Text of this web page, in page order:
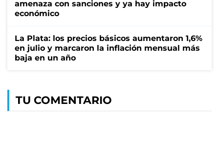
amenaza con sanciones y ya hay impacto
económico
La Plata: los precios básicos aumentaron 1,6%
en julio y marcaron la inflación mensual más
baja en un año
TU COMENTARIO